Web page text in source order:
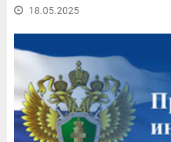
18.05.2025